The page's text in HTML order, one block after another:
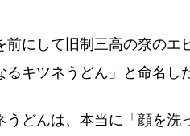
にして旧制三高の尞のエ
キツネうどん」と命名し
どんは、本当に「顔を洗